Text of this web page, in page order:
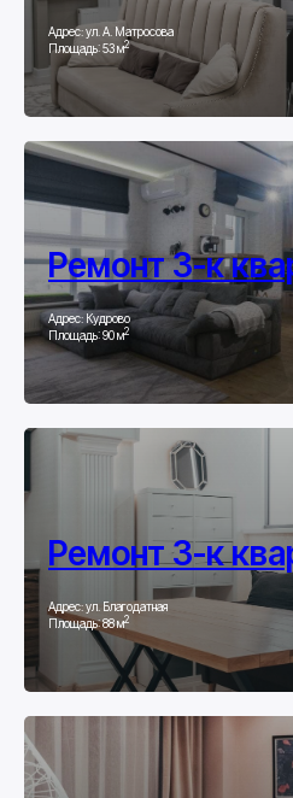
Адрес: ул. А. Матросова
Площадь: 53 м2
Ремонт 3-к
Адрес: Кудрово
Площадь: 90 м2
Ремонт 3-к
Адрес: ул. Благодатная
Площадь: 88 м2